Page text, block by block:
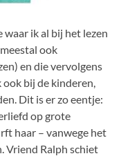
ik al bij het lezen
ook
en die vervolgens
bij de kinderen,
Dit is er zo eentje:
op grote
haar – vanwege het
Vriend Ralph schiet